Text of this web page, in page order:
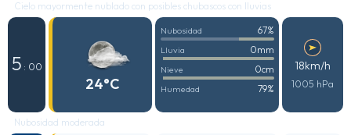
Cielo mayormente nublado con posibles chubascos con lluvias
5 : 00
24°C
Nubosidad 67%
Lluvia 0mm
Nieve 0cm
Humedad 79%
18km/h
1005 hPa
Nubosidad moderada